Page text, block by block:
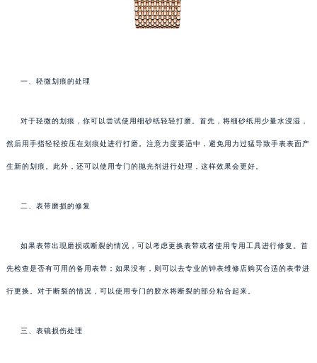
一、轻微划痕的处理
对于轻微的划痕，你可以尝试使用细砂纸轻轻打磨。首先，将细砂纸用少量水浸湿，
然后用手指轻轻按压在划痕处进行打磨。注意力度要适中，避免用力过猛导致手表表面产
生新的划痕。此外，还可以使用专门的抛光剂进行处理，这样效果会更好。
二、表带磨损的修复
如果表带出现磨损或断裂的情况，可以考虑更换表带或者使用专用工具进行修复。首
先检查是否有可用的备用表带；如果没有，则可以去专业的钟表维修店购买合适的表带进
行更换。对于断裂的情况，可以使用专门的胶水将断裂的部分粘合起来。
三、表镜损伤处理